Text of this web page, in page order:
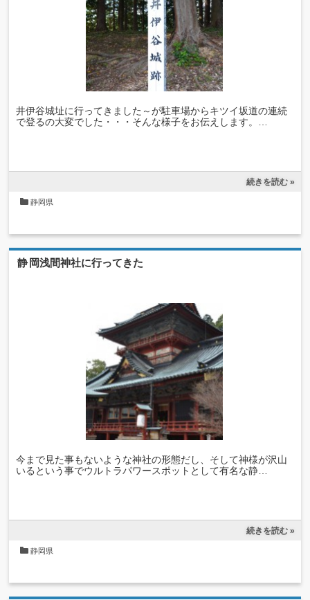
井伊谷城址に行ってきました～が駐車場からキツイ坂道の連続
で登るの大変でした・・・そんな様子をお伝えします。…
続きを読む »
静岡県
静岡浅間神社に行ってきた
今まで見た事もないような神社の形態だし、そして神様が沢山
いるという事でウルトラパワースポットとして有名な静…
続きを読む »
静岡県